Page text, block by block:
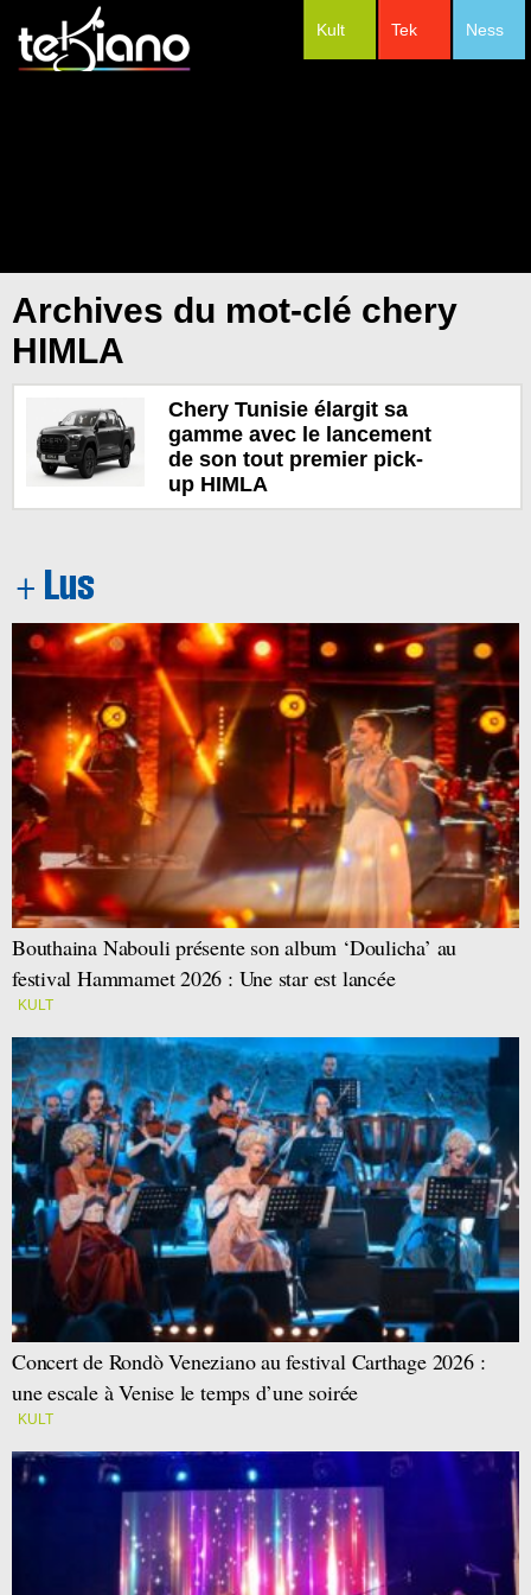
Ness
Tek
Kult
Archives du mot-clé chery
HIMLA
Chery Tunisie élargit sa
gamme avec le lancement
de son tout premier pick-
up HIMLA
Bouthaina Nabouli présente son album ‘Doulicha’ au
festival Hammamet 2026 : Une star est lancée
KULT
Concert de Rondò Veneziano au festival Carthage 2026 :
une escale à Venise le temps d’une soirée
KULT